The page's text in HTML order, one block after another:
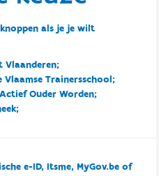
als je je wilt
Vlaanderen;
Trainersschool;
Ouder Worden;
e-ID, Itsme, MyGov.be of